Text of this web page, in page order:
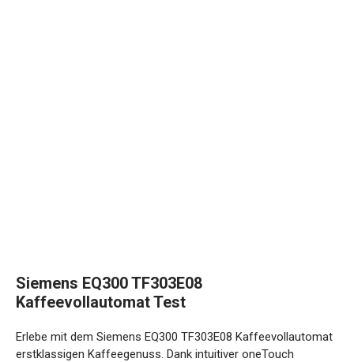
Siemens EQ300 TF303E08
Kaffeevollautomat Test
Erlebe mit dem Siemens EQ300 TF303E08 Kaffeevollautomat
erstklassigen Kaffeegenuss. Dank intuitiver oneTouch